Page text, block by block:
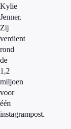
Kylie
Jenner.
Zij
verdient
rond
de
1,2
miljoen
voor
één
instagrampost.